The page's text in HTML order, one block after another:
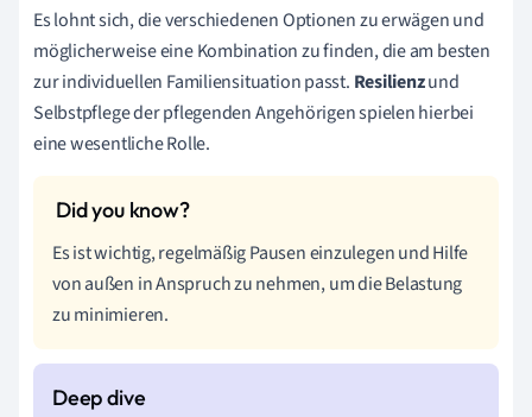
Es lohnt sich, die verschiedenen Optionen zu erwägen und
möglicherweise eine Kombination zu finden, die am besten
zur individuellen Familiensituation passt. Resilienzund
Selbstpflege der pflegenden Angehörigen spielen hierbei
eine wesentliche Rolle.
Es ist wichtig, regelmäßig Pausen einzulegen und Hilfe
von außen in Anspruch zu nehmen, um die Belastung
zu minimieren.